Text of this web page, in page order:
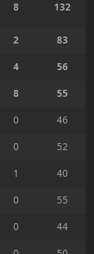
8 132
2
83
4
56
8
55
0
46
0
52
1
40
0
55
0
44